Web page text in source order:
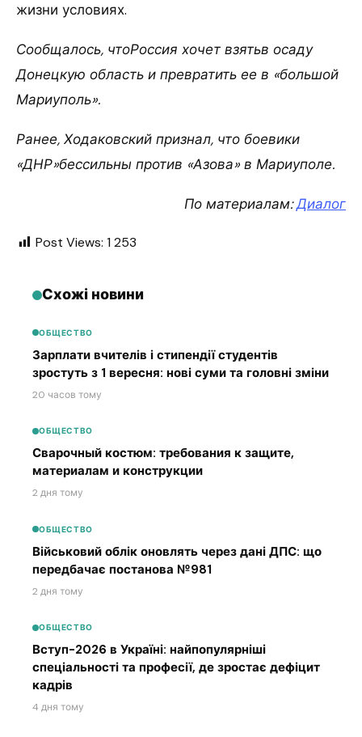
жизни условиях.
Сообщалось, чтоРоссия хочет взятьв осаду
Донецкую область и превратить ее в «большой
Мариуполь».
Ранее, Ходаковский признал, что боевики
«ДНР»бессильны против «Азова» в Мариуполе.
По материалам:Диалог
Post Views: 1 253
Схожі новини
ОБЩЕСТВО
Зарплати вчителів і стипендії студентів
зростуть з 1 вересня: нові суми та головні зміни
20 часов тому
ОБЩЕСТВО
Сварочный костюм: требования к защите,
материалам и конструкции
2 дня тому
ОБЩЕСТВО
Військовий облік оновлять через дані ДПС: що
передбачає постанова №981
2 дня тому
ОБЩЕСТВО
Вступ-2026 в Україні: найпопулярніші
спеціальності та професії, де зростає дефіцит
кадрів
4 дня тому